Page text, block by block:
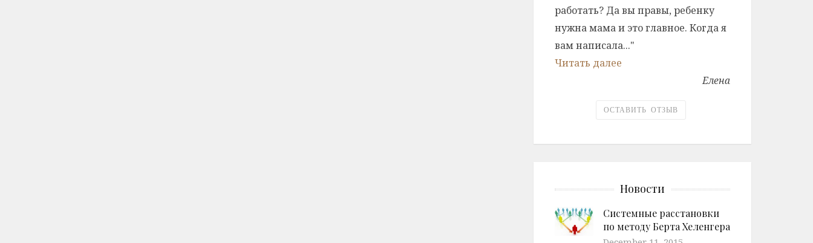
работать? Да вы правы, ребенку
нужна мама и это главное. Когда я
вам написала..."
Читать далее
Елена
ОСТАВИТЬ ОТЗЫВ
Новости
Системные расстановки
по методу Берта Хеленгера